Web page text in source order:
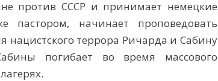
против СССР и принимает немецкие
пастором, начинает проповедовать
нацистского террора Ричарда и Сабину
погибает во время массового